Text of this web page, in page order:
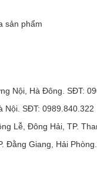
sản phẩm
Nội, Hà Đông. SĐT:
Nội. SĐT: 0989.840.322
Lễ, Đông Hải, TP.
Đằng Giang, Hải